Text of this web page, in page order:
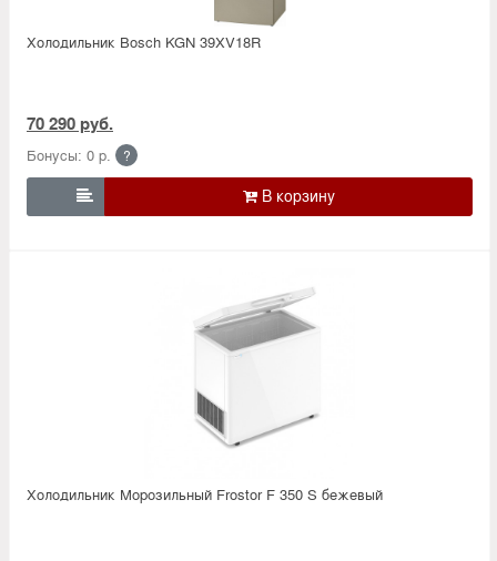
Холодильник Bosсh KGN 39XV18R
70 290 руб.
Бонусы: 0 р. ?

Холодильник Морозильный Frostor F 350 S бежевый